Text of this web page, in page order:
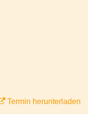
Termin herunterladen